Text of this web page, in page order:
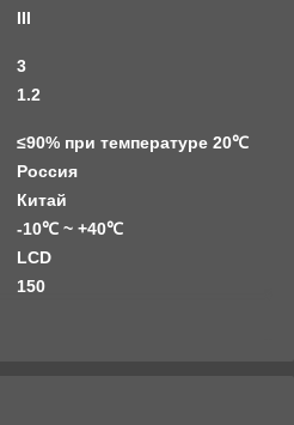
III
3
1.2
≤90% при температуре 20℃
Россия
Китай
‐10℃ ~ +40℃
LCD
150